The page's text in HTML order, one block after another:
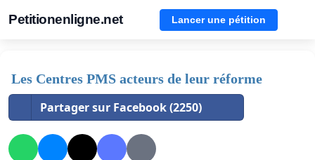
Petitionenligne.net Lancer une pétition
Les Centres PMS acteurs de leur réforme
Partager sur Facebook (2250)